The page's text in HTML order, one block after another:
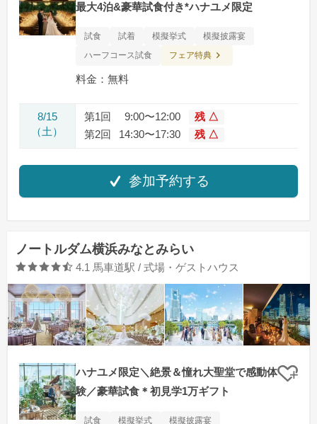
最大4泊&豪華試食付き*ハナユメ限定
試食 試着 模擬挙式
模擬披露宴
ハーフコース試食
フェア特典
料金：無料
8/15
（土）
第1回 9:00〜12:00
残 △
第2回
14:30〜17:30 残 △
参加予約する
ノートルダム横浜みなとみらい
口コミ評価
4.1 馬車道駅 / 式場・ゲストハウス
ハナユメ限定＼絶景＆憧れ大聖堂で感動体
験／豪華試食＊初見学1万ギフト
クリ
試食 模擬挙式 模擬披露宴